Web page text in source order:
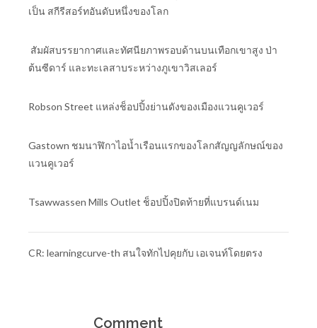
เป็น สกีรีสอร์ทอันดับหนึ่งของโลก
สัมผัสบรรยากาศและทัศนียภาพรอบด้านบนเทือกเขาสูง ป่า
ต้นซีดาร์ และทะเลสาบระหว่างภูเขาวิสเลอร์
Robson Street แหล่งช็อปปิ้งย่านดังของเมืองแวนคูเวอร์
Gastown ชมนาฬิกาไอน้ำเรือนแรกของโลกสัญญลักษณ์ของ
แวนคูเวอร์
Tsawwassen Mills Outlet ช็อปปิ้งปิดท้ายที่แบรนด์เนม
CR: learningcurve-th สนใจทักไปคุยกับ เอเจนท์โดยตรง
Comment